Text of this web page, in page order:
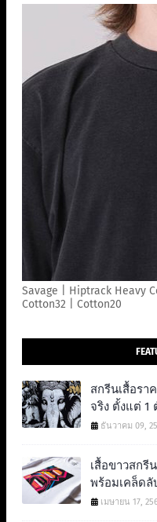
Savage | Hiptrack Heavy
Cotton32 | Cotton20
สกรีนเสื้อรา
จริง ตั้งแต่ 1
ธันวาคม 09,
เสื้อขาวสกรี
พร้อมเคล็ดลั
เมษายน 17,